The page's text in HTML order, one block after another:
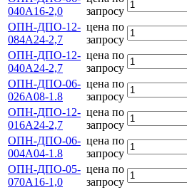
040А16-2,0
запросу
ОПН-ДПО-12-
084А24-2,7
цена по
запросу
ОПН-ДПО-12-
040А24-2,7
цена по
запросу
ОПН-ДПО-06-
026А08-1.8
цена по
запросу
ОПН-ДПО-12-
016А24-2,7
цена по
запросу
ОПН-ДПО-06-
004А04-1.8
цена по
запросу
ОПН-ДПО-05-
070А16-1,0
цена по
запросу